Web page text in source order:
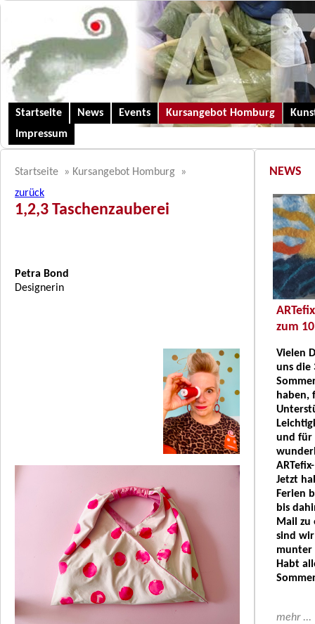
Startseite News Events Kursangebot Homburg
Impressum
Startseite » Kursangebot Homburg
»
zurück
1,2,3 Taschenzauberei
Petra Bond
Designerin
NEWS
zum
Vielen
uns die
haben,
und für
Jetzt
Ferien
bis
Mail zu
sind
munter
Habt
mehr ...